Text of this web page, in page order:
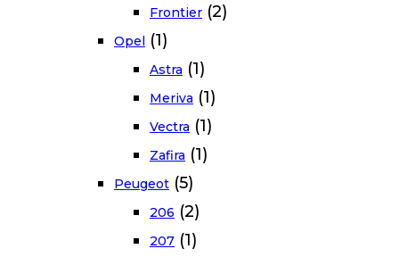
Frontier (2)
Opel (1)
Astra (1)
Meriva (1)
Vectra (1)
Zafira (1)
Peugeot (5)
206 (2)
207 (1)